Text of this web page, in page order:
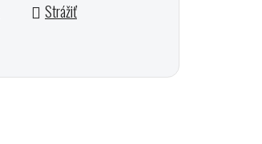
Strážiť